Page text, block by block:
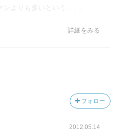
ンよりも多いという、、、
詳細をみる
フォロー
2012.05.14